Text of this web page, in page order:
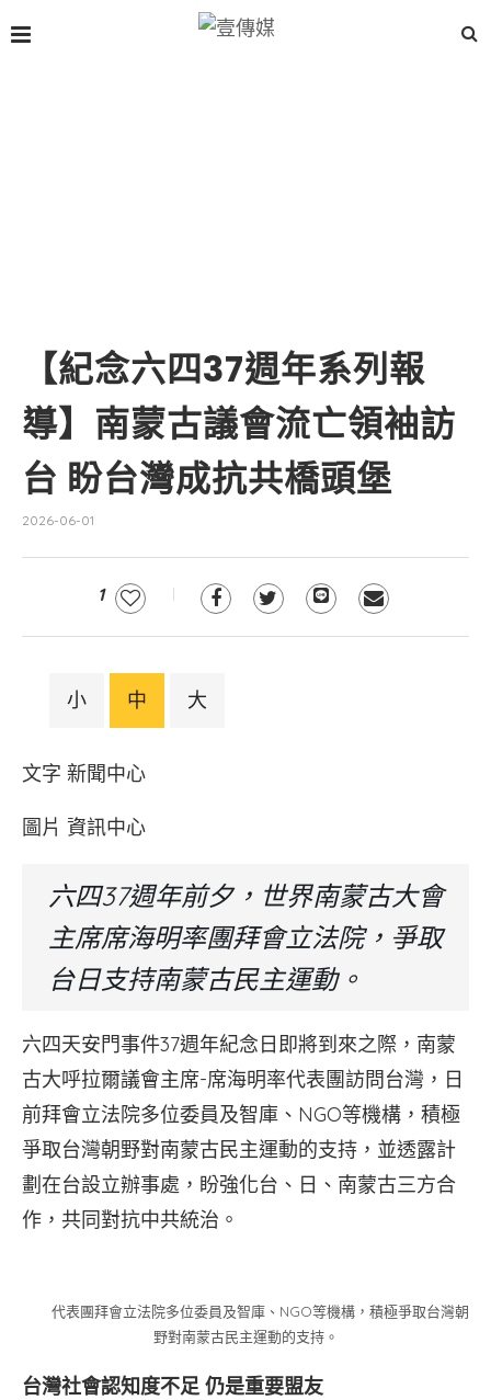
【紀念六四37週年系列報
導】南蒙古議會流亡領袖訪
台 盼台灣成抗共橋頭堡
2026-06-01
1
小 中 大
文字 新聞中心
圖片 資訊中心
六四37週年前夕，世界南蒙古大會
主席席海明率團拜會立法院，爭取
台日支持南蒙古民主運動。
六四天安門事件37週年紀念日即將到來之際，南蒙
古大呼拉爾議會主席-席海明率代表團訪問台灣，日
前拜會立法院多位委員及智庫、NGO等機構，積極
爭取台灣朝野對南蒙古民主運動的支持，並透露計
劃在台設立辦事處，盼強化台、日、南蒙古三方合
作，共同對抗中共統治。
代表團拜會立法院多位委員及智庫、NGO等機構，積極爭取台灣朝
野對南蒙古民主運動的支持。
台灣社會認知度不足 仍是重要盟友